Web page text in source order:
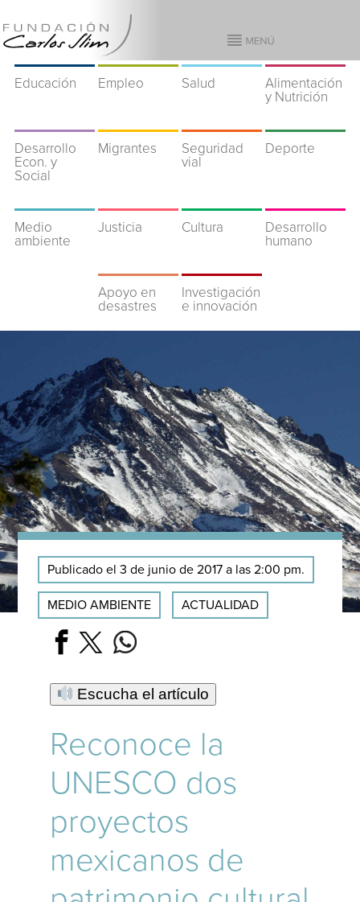
Educación Empleo Salud
Alimentación
y Nutrición
Desarrollo
Econ. y
Social
Migrantes
Seguridad
vial
Deporte
Medio
ambiente
Justicia Cultura
Desarrollo
humano
Apoyo en
desastres
Investigación
e innovación
Publicado el 3 de junio de 2017 a las 2:00 pm.
MEDIO AMBIENTE ACTUALIDAD
Escucha el artículo
Reconoce la
UNESCO dos
proyectos
mexicanos de